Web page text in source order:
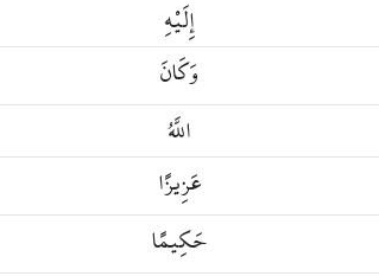
إِلَيْهِ
وَكَانَ
اللَّهُ
عَزِيزًا
حَكِيمًا